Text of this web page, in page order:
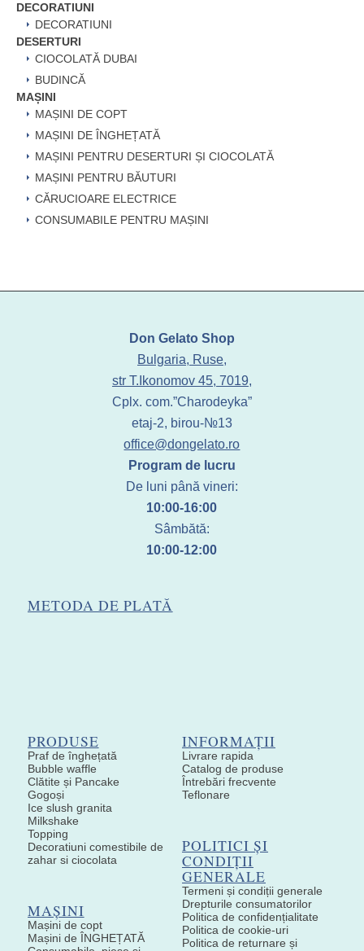
DECORATIUNI
DECORATIUNI
DESERTURI
CIOCOLATĂ DUBAI
BUDINCĂ
MAȘINI
MAȘINI DE COPT
MAȘINI DE ÎNGHEȚATĂ
MAȘINI PENTRU DESERTURI ȘI CIOCOLATĂ
MAȘINI PENTRU BĂUTURI
CĂRUCIOARE ELECTRICE
CONSUMABILE PENTRU MAȘINI
Don Gelato Shop
Bulgaria, Ruse,
str T.Ikonomov 45, 7019,
Cplx. com.”Charodeyka”
etaj-2, birou-№13
office@dongelato.ro
Program de lucru
De luni până vineri:
10:00-16:00
Sâmbătă:
10:00-12:00
METODA DE PLATĂ
PRODUSE
Praf de înghețată
Bubble waffle
Clătite și Pancake
Gogoși
Ice slush granita
Milkshake
Topping
Decoratiuni comestibile de
zahar si ciocolata
MAȘINI
Mașini de copt
Mașini de ÎNGHEȚATĂ
INFORMAȚII
Livrare rapida
Catalog de produse
Întrebări frecvente
Teflonare
POLITICI ȘI
CONDIȚII
GENERALE
Termeni și condiții generale
Drepturile consumatorilor
Politica de confidențialitate
Politica de cookie-uri
Politica de returnare și